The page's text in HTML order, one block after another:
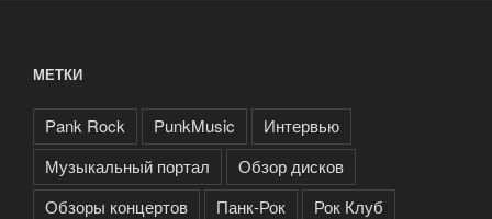
МЕТКИ
Pank Rock PunkMusic
Интервью
Музыкальный портал
Обзор дисков
Обзоры концертов
Панк-Рок Рок Клуб